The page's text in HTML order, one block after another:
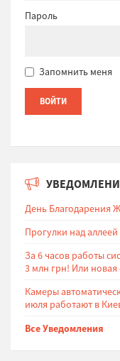
Пароль
Запомнить меня
День Благодарения
Прогулки над
За 6 часов работы
3 млн грн! Или
Камеры
июля работают в
Все Уведомления